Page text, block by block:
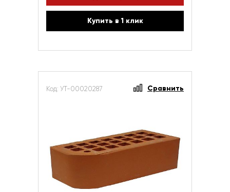
Купить в 1 клик
Код: УТ-00020287 Сравнить